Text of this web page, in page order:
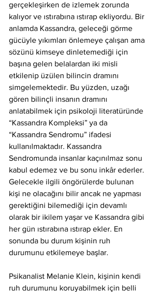
gerçekleşirken de izlemek zorunda
kalıyor ve ıstırabına ıstırap ekliyordu. Bir
anlamda Kassandra, geleceği görme
gücüyle yıkımları önlemeye çalışan ama
sözünü kimseye dinletemediği için
başına gelen belalardan iki misli
etkilenip üzülen bilincin dramını
simgelemektedir. Bu yüzden, uzağı
gören bilinçli insanın dramını
anlatabilmek için psikoloji literatüründe
“Kassandra Kompleksi” ya da
“Kassandra Sendromu” ifadesi
kullanılmaktadır. Kassandra
Sendromunda insanlar kaçınılmaz sonu
kabul edemez ve bu sonu inkâr ederler.
Gelecekle ilgili öngörülerde bulunan
kişi ne olacağını bilir ancak ne yapması
gerektiğini bilemediği için devamlı
olarak bir ikilem yaşar ve Kassandra gibi
her gün ıstırabına ıstırap ekler. En
sonunda bu durum kişinin ruh
durumunu etkilemeye başlar.
Psikanalist Melanie Klein, kişinin kendi
ruh durumunu koruyabilmek için belli